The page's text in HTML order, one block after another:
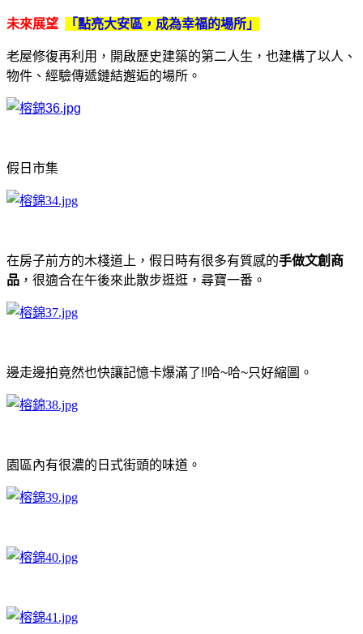
未來展望 「點亮大安區，成為幸福的場所」
老屋修復再利用，開啟歷史建築的第二人生，也建構了以人、
物件、經驗傳遞鏈結邂逅的場所。
假日市集
在房子前方的木棧道上，假日時有很多有質感的手做文創商
品 ，很適合在午後來此散步逛逛，尋寶一番。
邊走邊拍竟然也快讓記憶卡爆滿了!!哈~哈~只好縮圖 。
園區內有很濃的日式街頭的味道。